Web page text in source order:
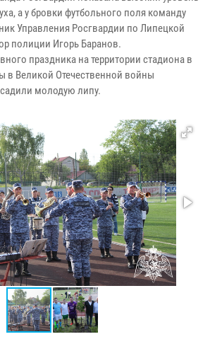
а у бровки футбольного поля команду
Управления Росгвардии по Липецкой
полиции Игорь Баранов.
праздника на территории стадиона в
в Великой Отечественной войны
молодую липу.